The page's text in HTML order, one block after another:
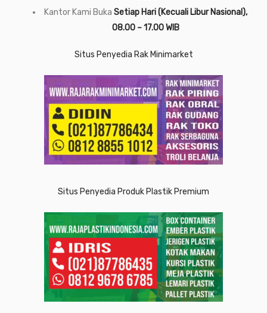
Kantor Kami Buka Setiap Hari (Kecuali Libur Nasional),
08.00 – 17.00 WIB
Situs Penyedia Rak Minimarket
Situs Penyedia Produk Plastik Premium